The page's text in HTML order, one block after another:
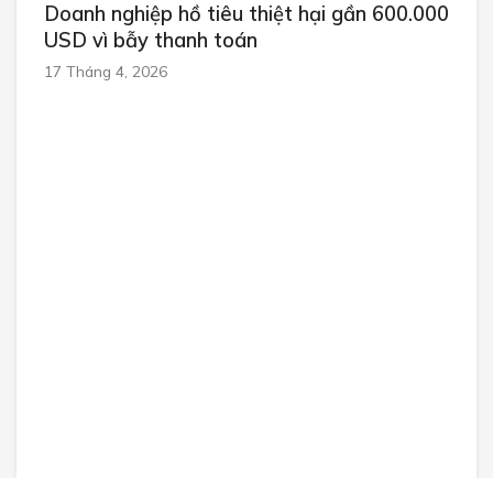
Doanh nghiệp hồ tiêu thiệt hại gần 600.000
USD vì bẫy thanh toán
17 Tháng 4, 2026